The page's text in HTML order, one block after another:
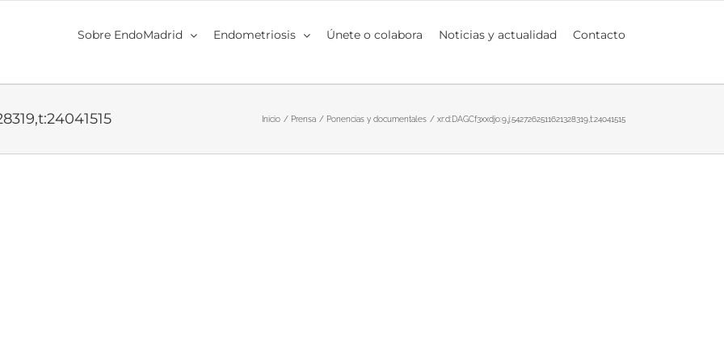
Sobre EndoMadrid Endometriosis Únete o colabora Noticias y actualidad Contacto
Inicio Prensa Ponencias y documentales xr:d:DAGCf3xxdjo:9,j:5427262511621328319,t:24041515